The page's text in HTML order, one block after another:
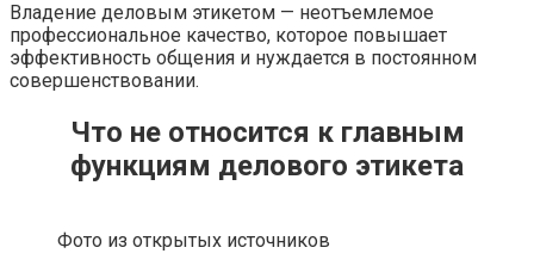
Владение деловым этикетом — неотъемлемое
профессиональное качество, которое повышает
эффективность общения и нуждается в постоянном
совершенствовании.
Что не относится к главным
функциям делового этикета
Фото из открытых источников